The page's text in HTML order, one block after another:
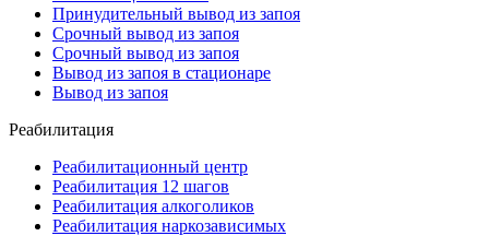
Принудительный вывод из запоя
Срочный вывод из запоя
Срочный вывод из запоя
Вывод из запоя в стационаре
Вывод из запоя
Реабилитация
Реабилитационный центр
Реабилитация 12 шагов
Реабилитация алкоголиков
Реабилитация наркозависимых